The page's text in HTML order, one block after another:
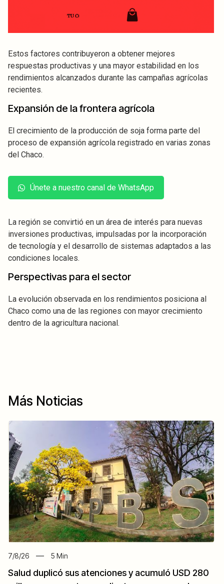
Estos factores contribuyeron a obtener mejores
respuestas productivas y una mayor estabilidad en los
rendimientos alcanzados durante las campañas agrícolas
recientes.
Expansión de la frontera agrícola
El crecimiento de la producción de soja forma parte del
proceso de expansión agrícola registrado en varias zonas
del Chaco.
Únete a nuestro canal de WhatsApp
La región se convirtió en un área de interés para nuevas
inversiones productivas, impulsadas por la incorporación
de tecnología y el desarrollo de sistemas adaptados a las
condiciones locales.
Perspectivas para el sector
La evolución observada en los rendimientos posiciona al
Chaco como una de las regiones con mayor crecimiento
dentro de la agricultura nacional.
Más Noticias
7/8/26 5 Min
Salud duplicó sus atenciones y acumuló USD 280